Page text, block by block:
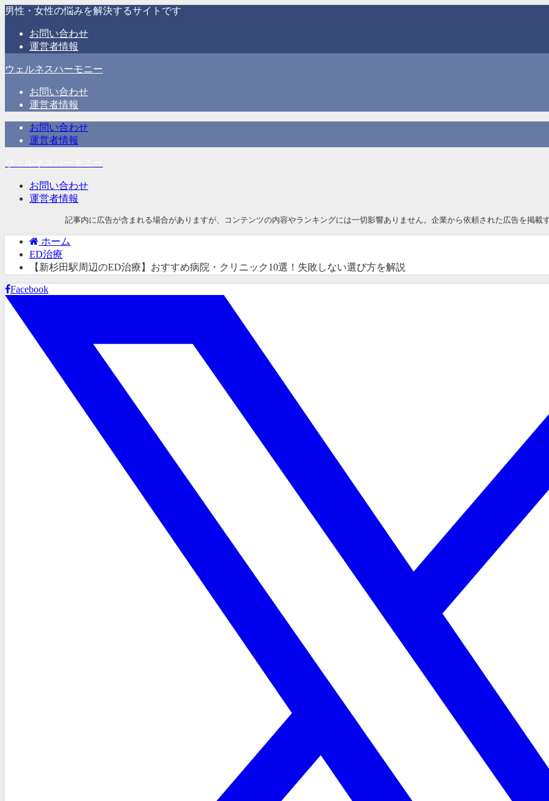
男性・女性の悩みを解決するサイトです
お問い合わせ
運営者情報
ウェルネスハーモニー
お問い合わせ
運営者情報
お問い合わせ
運営者情報
お問い合わせ
運営者情報
記事内に広告が含まれる場合がありますが、コンテンツの内容やランキングには一切影響ありません。企業から依頼された広告を掲載
ホーム
ED治療
【新杉田駅周辺のED治療】おすすめ病院・クリニック10選！失敗しない選び方を解説
Facebook